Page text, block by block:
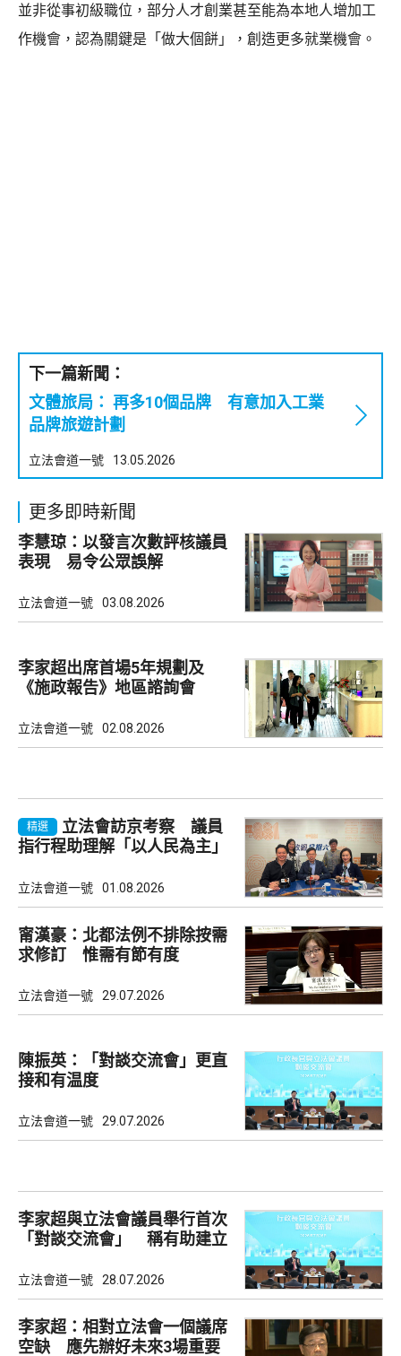
並非從事初級職位，部分人才創業甚至能為本地人增加工
作機會，認為關鍵是「做大個餅」，創造更多就業機會。
下一篇新聞：
文體旅局： 再多10個品牌 有意加入工業
品牌旅遊計劃
立法會道一號 13.05.2026
更多即時新聞
李慧琼：以發言次數評核議員
表現 易令公眾誤解
立法會道一號 03.08.2026
李家超出席首場5年規劃及
《施政報告》地區諮詢會
立法會道一號 02.08.2026
精選
立法會訪京考察 議員
指行程助理解「以人民為主」
立法會道一號 01.08.2026
甯漢豪：北都法例不排除按需
求修訂 惟需有節有度
立法會道一號 29.07.2026
陳振英：「對談交流會」更直
接和有温度
立法會道一號 29.07.2026
李家超與立法會議員舉行首次
「對談交流會」 稱有助建立
立法會道一號 28.07.2026
李家超：相對立法會一個議席
空缺 應先辦好未來3場重要